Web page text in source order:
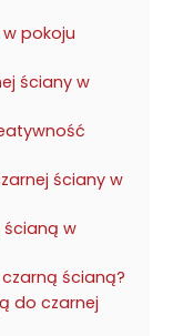
pokoju
ściany w
ściany w
ścianą w
ścianą?
do czarnej